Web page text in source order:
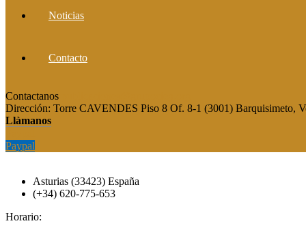
Noticias
Contacto
Contactanos
Dirección: Torre CAVENDES Piso 8 Of. 8-1 (3001) Barquisimeto,
Llàmanos
Paypal
Asturias (33423) España
(+34) 620-775-653
Horario: